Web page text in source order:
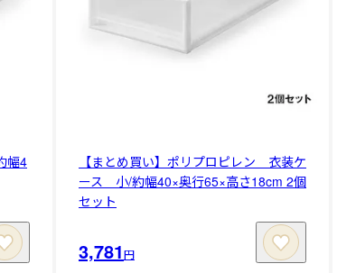
幅4
【まとめ買い】ポリプロピレン 衣装ケ
ース 小/約幅40×奥行65×高さ18cm 2個
セット
3,781円